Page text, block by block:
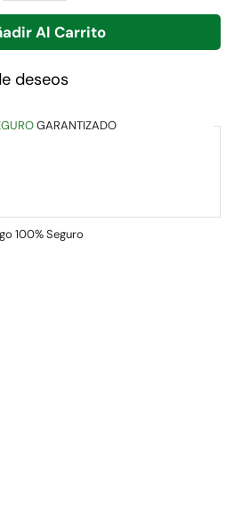
Al Carrito
deseos
GARANTIZADO
100% Seguro